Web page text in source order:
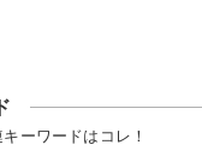
ーワードはコレ！